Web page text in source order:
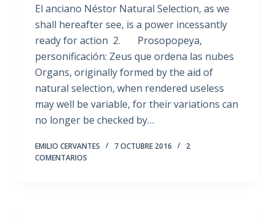
El anciano Néstor Natural Selection, as we
shall hereafter see, is a power incessantly
ready for action 2. Prosopopeya,
personificación: Zeus que ordena las nubes
Organs, originally formed by the aid of
natural selection, when rendered useless
may well be variable, for their variations can
no longer be checked by…
EMILIO CERVANTES 7 OCTUBRE 2016
2
COMENTARIOS